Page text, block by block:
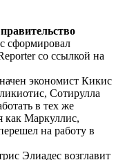
сформировал
со ссылкой на
экономист Кикис
Сотирулла
в тех же
как Маркуллис,
на работу в
Элиадес возглавит